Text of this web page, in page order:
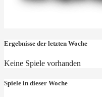
Ergebnisse der letzten Woche
Keine Spiele vorhanden
Spiele in dieser Woche